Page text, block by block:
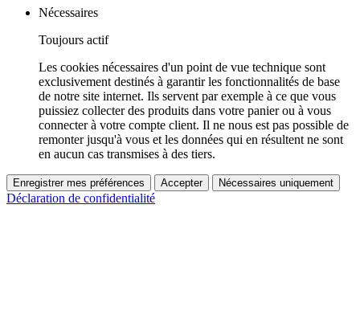
Nécessaires
Toujours actif
Les cookies nécessaires d'un point de vue technique sont
exclusivement destinés à garantir les fonctionnalités de base
de notre site internet. Ils servent par exemple à ce que vous
puissiez collecter des produits dans votre panier ou à vous
connecter à votre compte client. Il ne nous est pas possible de
remonter jusqu'à vous et les données qui en résultent ne sont
en aucun cas transmises à des tiers.
Enregistrer mes préférences Accepter Nécessaires uniquement
Déclaration de confidentialité